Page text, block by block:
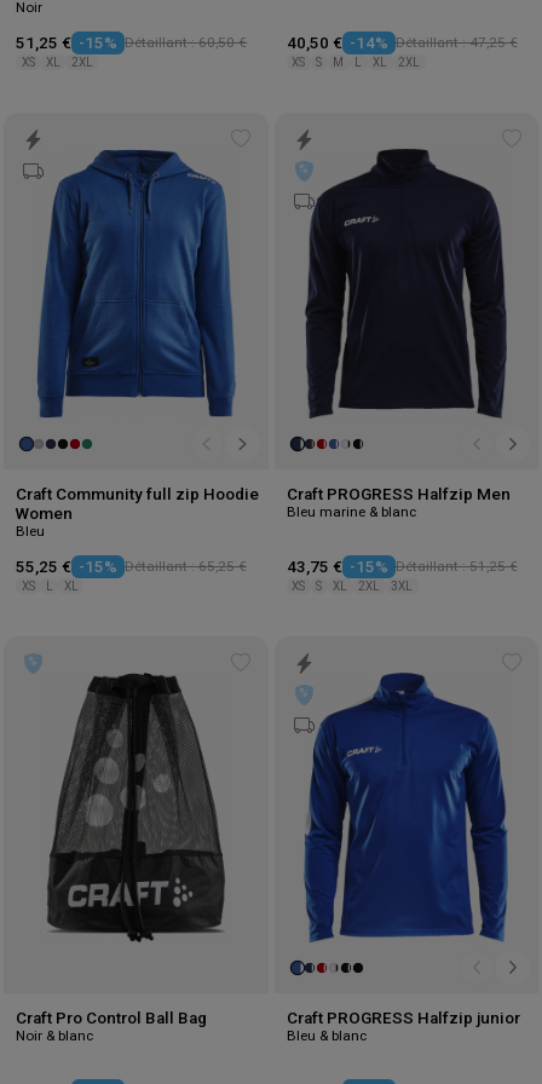
Noir
51,25 € -15% Détaillant : 60,50 €
XS XL 2XL
40,50 € -14% Détaillant : 47,25 €
XS S M XL 2XL
wishlist
Craft Community full zip Hoodie
Women
Bleu
55,25 € -15% Détaillant : 65,25 €
XS XL
Craft PROGRESS Halfzip Men
Bleu marine & blanc
43,75 € -15% Détaillant : 51,25 €
XS S XL 2XL 3XL
wishlist
Craft Pro Control Ball Bag
Noir & blanc
Craft PROGRESS Halfzip junior
Bleu & blanc